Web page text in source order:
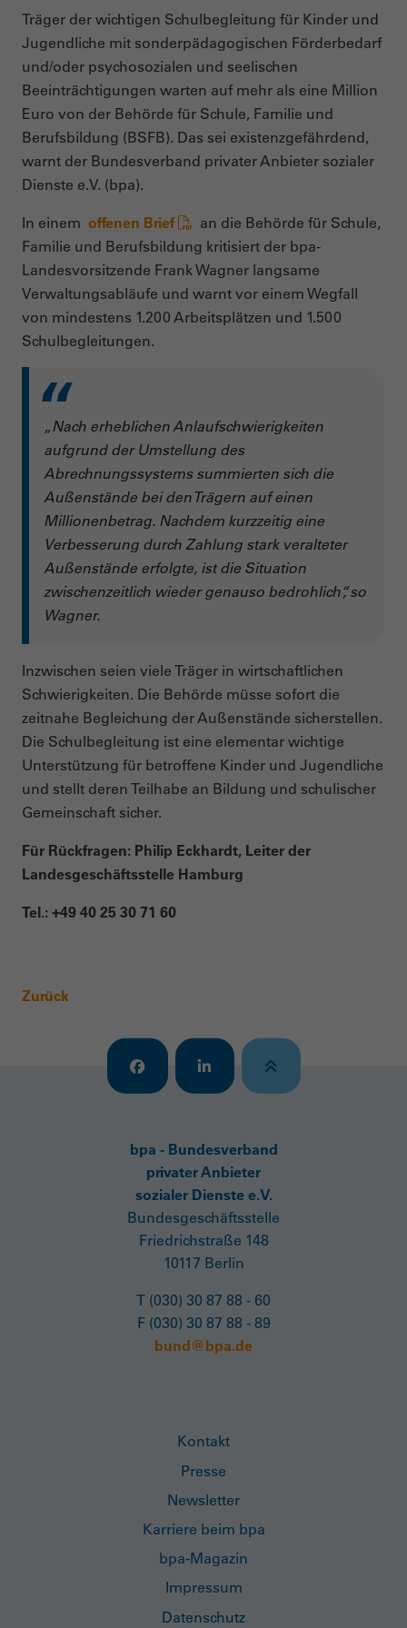
Träger der wichtigen Schulbegleitung für Kinder und
Jugendliche mit sonderpädagogischen Förderbedarf
und/oder psychosozialen und seelischen
Beeinträchtigungen warten auf mehr als eine Million
Euro von der Behörde für Schule, Familie und
Berufsbildung (BSFB). Das sei existenzgefährdend,
warnt der Bundesverband privater Anbieter sozialer
Dienste e.V. (bpa).
In einem offenen Brief
an die Behörde für Schule,
Familie und Berufsbildung kritisiert der bpa-
Landesvorsitzende Frank Wagner langsame
Verwaltungsabläufe und warnt vor einem Wegfall
von mindestens 1.200 Arbeitsplätzen und 1.500
Schulbegleitungen.
„Nach erheblichen Anlaufschwierigkeiten
aufgrund der Umstellung des
Abrechnungssystems summierten sich die
Außenstände bei den Trägern auf einen
Millionenbetrag. Nachdem kurzzeitig eine
Verbesserung durch Zahlung stark veralteter
Außenstände erfolgte, ist die Situation
zwischenzeitlich wieder genauso bedrohlich“, so
Wagner.
Inzwischen seien viele Träger in wirtschaftlichen
Schwierigkeiten. Die Behörde müsse sofort die
zeitnahe Begleichung der Außenstände sicherstellen.
Die Schulbegleitung ist eine elementar wichtige
Unterstützung für betroffene Kinder und Jugendliche
und stellt deren Teilhabe an Bildung und schulischer
Gemeinschaft sicher.
Für Rückfragen: Philip Eckhardt, Leiter der
Landesgeschäftsstelle Hamburg
Tel.: +49 40 25 30 71 60
Zurück
bpa - Bundesverband
privater Anbieter
sozialer Dienste e.V.
Bundesgeschäftsstelle
Friedrichstraße 148
10117 Berlin
T (030) 30 87 88 - 60
F (030) 30 87 88 - 89
bund@bpa.de
Kontakt
Presse
Newsletter
Karriere beim bpa
bpa-Magazin
Impressum
Datenschutz